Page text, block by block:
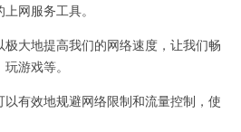
网服务工具。
大地提高我们的网络速度，让我们畅
游戏等。
有效地规避网络限制和流量控制，使